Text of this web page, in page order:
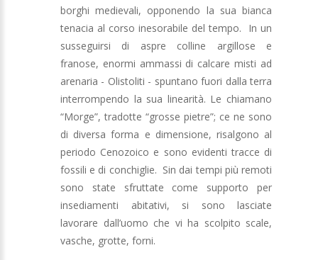
borghi medievali, opponendo la sua bianca
tenacia al corso inesorabile del tempo. In un
susseguirsi di aspre colline argillose e
franose, enormi ammassi di calcare misti ad
arenaria - Olistoliti - spuntano fuori dalla terra
interrompendo la sua linearità. Le chiamano
“Morge”, tradotte “grosse pietre”; ce ne sono
di diversa forma e dimensione, risalgono al
periodo Cenozoico e sono evidenti tracce di
fossili e di conchiglie. Sin dai tempi più remoti
sono state sfruttate come supporto per
insediamenti abitativi, si sono lasciate
lavorare dall’uomo che vi ha scolpito scale,
vasche, grotte, forni.